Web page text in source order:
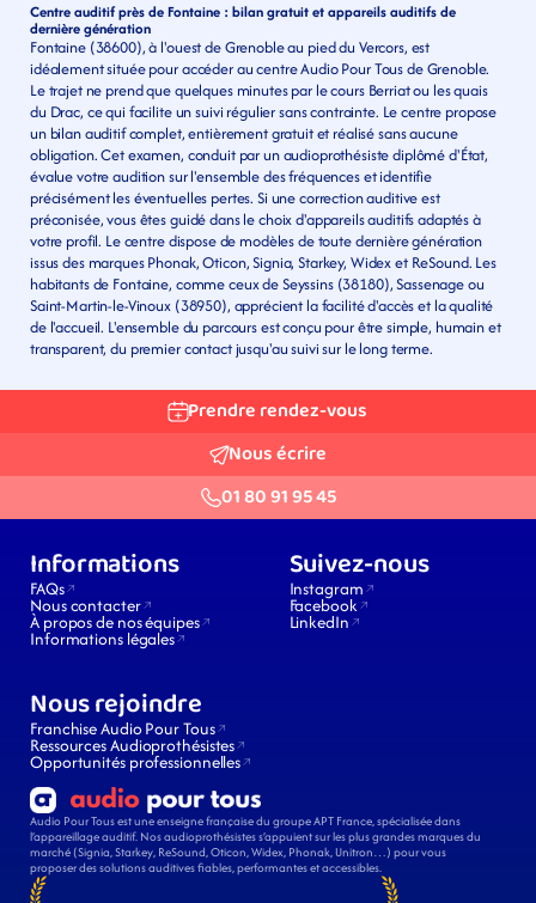
Centre auditif près de Fontaine : bilan gratuit et appareils auditifs de
dernière génération
Fontaine (38600), à l'ouest de Grenoble au pied du Vercors, est
idéalement située pour accéder au centre Audio Pour Tous de Grenoble.
Le trajet ne prend que quelques minutes par le cours Berriat ou les quais
du Drac, ce qui facilite un suivi régulier sans contrainte. Le centre propose
un bilan auditif complet, entièrement gratuit et réalisé sans aucune
obligation. Cet examen, conduit par un audioprothésiste diplômé d'État,
évalue votre audition sur l'ensemble des fréquences et identifie
précisément les éventuelles pertes. Si une correction auditive est
préconisée, vous êtes guidé dans le choix d'appareils auditifs adaptés à
votre profil. Le centre dispose de modèles de toute dernière génération
issus des marques Phonak, Oticon, Signia, Starkey, Widex et ReSound. Les
habitants de Fontaine, comme ceux de Seyssins (38180), Sassenage ou
Saint-Martin-le-Vinoux (38950), apprécient la facilité d'accès et la qualité
de l'accueil. L'ensemble du parcours est conçu pour être simple, humain et
transparent, du premier contact jusqu'au suivi sur le long terme.
Prendre rendez-vous
Nous écrire
01 80 91 95 45
Audio Pour Tous est une enseigne française du groupe APT France, spécialisée dans
l’appareillage auditif. Nos audioprothésistes s’appuient sur les plus grandes marques du
marché (Signia, Starkey, ReSound, Oticon, Widex, Phonak, Unitron…) pour vous
proposer des solutions auditives fiables, performantes et accessibles.
Informations
FAQs
Nous contacter
À propos de nos équipes
Informations légales
Suivez-nous
Instagram
Facebook
LinkedIn
Nous rejoindre
Franchise Audio Pour Tous
Ressources Audioprothésistes
Opportunités professionnelles